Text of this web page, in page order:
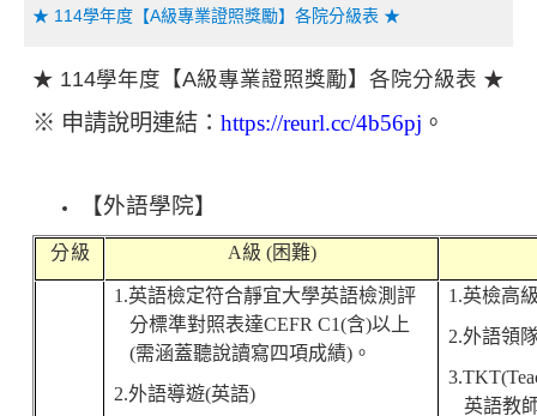
★ 114學年度【A級專業證照獎勵】各院分級表 ★
★ 114學年度【A級專業證照獎勵】各院分級表 ★
※ 申請說明連結： https://reurl.cc/4b56pj 。
【外語學院】
分 級 A級 (困難)
1.英語檢定符合靜宜大學英語檢測評
分標準對照表達CEFR C1(含)以上
(需涵蓋聽說讀寫四項成績) 。
2.外語導遊(英語)
1.英檢高
2.外語領
英語教